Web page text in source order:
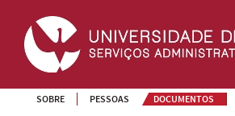
SOBRE PESSOAS DOCUMENTOS